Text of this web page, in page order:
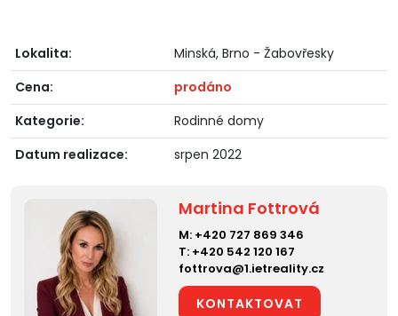
Lokalita:
Minská, Brno - Žabovřesky
Cena:
prodáno
Kategorie:
Rodinné domy
Datum realizace:
srpen 2022
Martina Fottrová
M: +420 727 869 346
T: +420 542 120 167
fottrova@1.ietreality.cz
KONTAKTOVAT